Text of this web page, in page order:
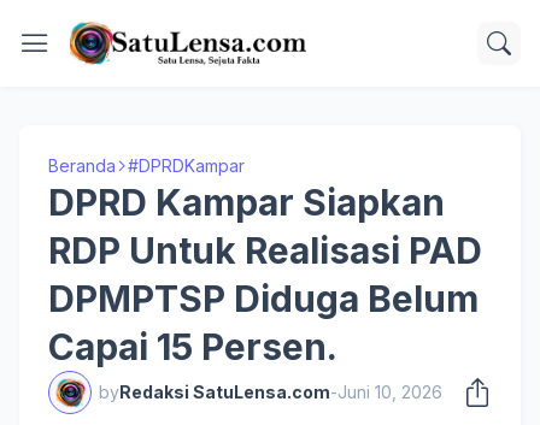
Beranda #DPRDKampar
DPRD Kampar Siapkan
RDP Untuk Realisasi PAD
DPMPTSP Diduga Belum
Capai 15 Persen.
byRedaksi SatuLensa.com-Juni 10, 2026